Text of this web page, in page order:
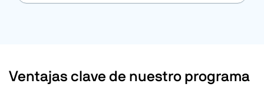
Ventajas clave de nuestro programa